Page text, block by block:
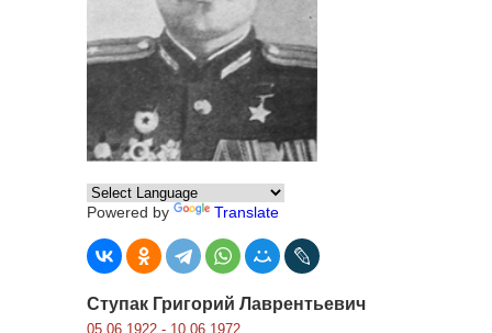
Powered by Translate
Ступак Григорий Лаврентьевич
05.06.1922 - 10.06.1972